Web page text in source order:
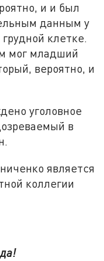
и и был
данным у
клетке.
мог младший
вероятно, и
уголовное
в
является
коллегии